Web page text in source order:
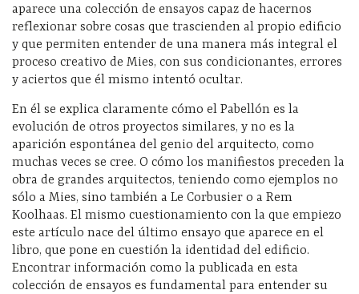
aparece una colección de ensayos capaz de hacernos
reflexionar sobre cosas que trascienden al propio edificio
y que permiten entender de una manera más integral el
proceso creativo de Mies, con sus condicionantes, errores
y aciertos que él mismo intentó ocultar.
En él se explica claramente cómo el Pabellón es la
evolución de otros proyectos similares, y no es la
aparición espontánea del genio del arquitecto, como
muchas veces se cree. O cómo los manifiestos preceden la
obra de grandes arquitectos, teniendo como ejemplos no
sólo a Mies, sino también a Le Corbusier o a Rem
Koolhaas. El mismo cuestionamiento con la que empiezo
este artículo nace del último ensayo que aparece en el
libro, que pone en cuestión la identidad del edificio.
Encontrar información como la publicada en esta
colección de ensayos es fundamental para entender su